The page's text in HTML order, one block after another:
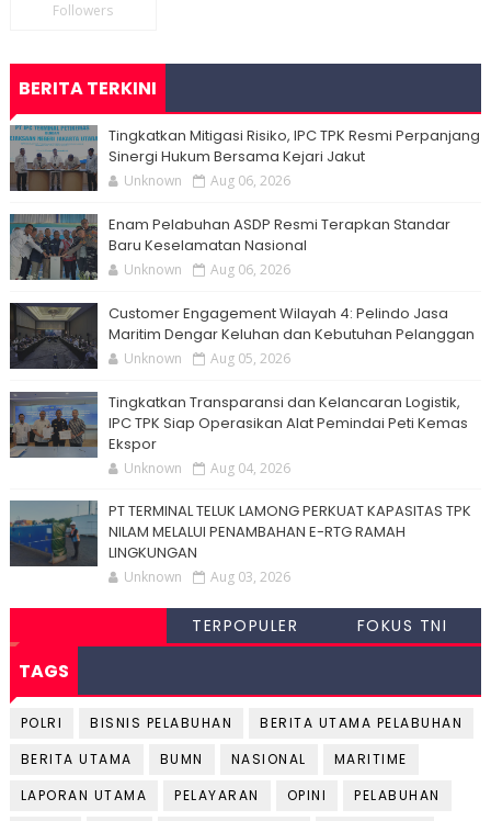
Followers
BERITA TERKINI
Tingkatkan Mitigasi Risiko, IPC TPK Resmi Perpanjang
Sinergi Hukum Bersama Kejari Jakut
Unknown Aug 06, 2026
Enam Pelabuhan ASDP Resmi Terapkan Standar
Baru Keselamatan Nasional
Unknown Aug 06, 2026
Customer Engagement Wilayah 4: Pelindo Jasa
Maritim Dengar Keluhan dan Kebutuhan Pelanggan
Unknown Aug 05, 2026
Tingkatkan Transparansi dan Kelancaran Logistik,
IPC TPK Siap Operasikan Alat Pemindai Peti Kemas
Ekspor
Unknown Aug 04, 2026
PT TERMINAL TELUK LAMONG PERKUAT KAPASITAS TPK
NILAM MELALUI PENAMBAHAN E-RTG RAMAH
LINGKUNGAN
Unknown Aug 03, 2026
TERPOPULER FOKUS TNI
TAGS
POLRI BISNIS PELABUHAN
BERITA UTAMA PELABUHAN
BERITA UTAMA
BUMN NASIONAL
MARITIME
LAPORAN UTAMA
PELAYARAN OPINI
PELABUHAN